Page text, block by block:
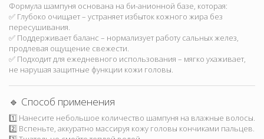
Формула шампуня основана на би-анионной базе, которая:
✅ Глубоко очищает – устраняет избыток кожного жира без
пересушивания.
✅ Поддерживает баланс – нормализует работу сальных желез,
продлевая ощущение свежести.
✅ Подходит для ежедневного использования – мягко ухаживает,
не нарушая защитные функции кожи головы.
🔹 Способ применения
1️⃣ Нанесите небольшое количество шампуня на влажные волосы.
2️⃣ Вспеньте, аккуратно массируя кожу головы кончиками пальцев.